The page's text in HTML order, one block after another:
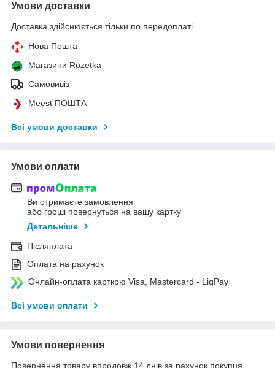
Умови доставки
Доставка здійснюється тільки по передоплаті.
Нова Пошта
Магазини Rozetka
Самовивіз
Meest ПОШТА
Всі умови доставки
Умови оплати
Ви отримаєте замовлення
або гроші повернуться на вашу картку
Детальніше
Післяплата
Оплата на рахунок
Онлайн-оплата карткою Visa, Mastercard - LiqPay
Всі умови оплати
Умови повернення
Повернення товару впродовж 14 днів за рахунок покупця